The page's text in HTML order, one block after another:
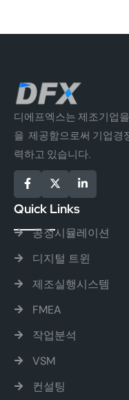
디에프엑스는 제조기업
을 제공함으로써 기업경
력하고 있습니다.
Quick Links
공정시뮬레이션
디지털 트윈
제조실행시스템
FMEA
작업분석
VSM
컨설팅